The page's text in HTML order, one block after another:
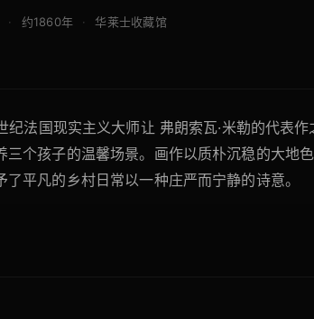
约1860年 华莱士收藏馆
纪法国现实主义大师让 弗朗索瓦·米勒的代表
三个孩子的温馨场景。画作以质朴沉稳的大地
了平凡的乡村日常以一种庄严而宁静的诗意。